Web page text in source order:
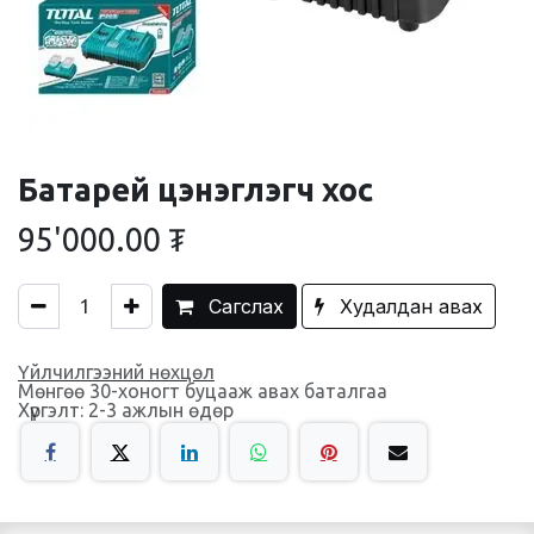
Батарей цэнэглэгч хос
95'000.00 ₮
Сагслах Худалдан авах
Үйлчилгээний нөхцөл
Мөнгөө 30-хоногт буцааж авах баталгаа
Хүргэлт: 2-3 ажлын өдөр